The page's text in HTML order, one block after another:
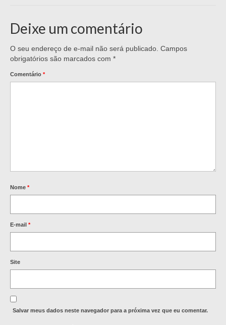
Deixe um comentário
O seu endereço de e-mail não será publicado. Campos
obrigatórios são marcados com *
Comentário *
Nome *
E-mail *
Site
Salvar meus dados neste navegador para a próxima vez que eu comentar.